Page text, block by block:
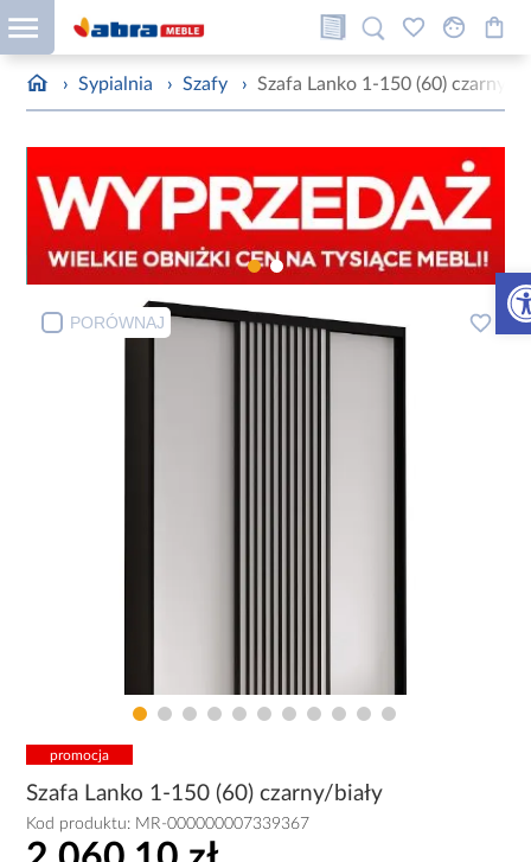
› Sypialnia › Szafy › Szafa Lanko 1-150 (60) czarny/
PORÓWNAJ
promocja
Szafa Lanko 1-150 (60) czarny/biały
Kod produktu: MR-000000007339367